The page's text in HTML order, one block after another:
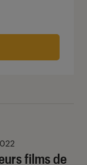
films de